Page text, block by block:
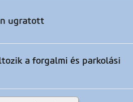
ugratott
a forgalmi és parkolási